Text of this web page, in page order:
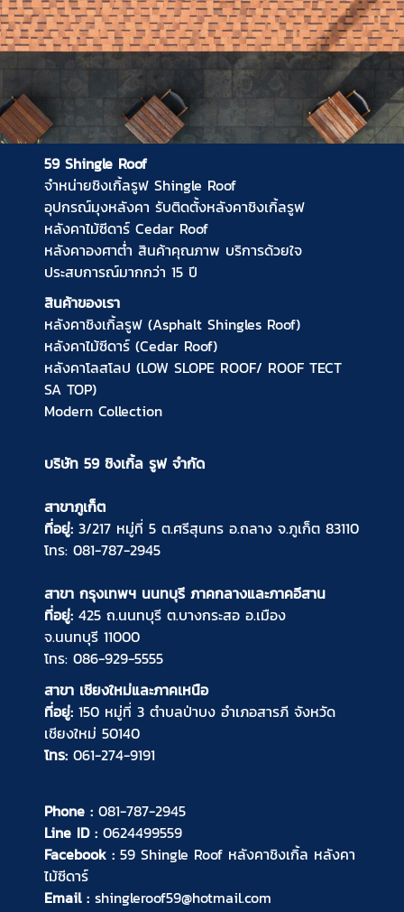
59 Shingle Roof
จำหน่ายชิงเกิ้ลรูฟ Shingle Roof
อุปกรณ์มุงหลังคา รับติดตั้งหลังคาชิงเกิ้ลรูฟ
หลังคาไม้ซีดาร์ Cedar Roof
หลังคาองศาต่ำ สินค้าคุณภาพ บริการด้วยใจ
ประสบการณ์มากกว่า 15 ปี
สินค้าของเรา
หลังคาชิงเกิ้ลรูฟ (Asphalt Shingles Roof)
หลังคาไม้ซีดาร์ (Cedar Roof)
หลังคาโลสโลป (LOW SLOPE ROOF/ ROOF TECT
SA TOP)
Modern Collection
บริษัท 59 ชิงเกิ้ล รูฟ จำกัด
สาขาภูเก็ต
ที่อยู่: 3/217 หมู่ที่ 5 ต.ศรีสุนทร อ.ถลาง จ.ภูเก็ต 83110
โทร: 081-787-2945
สาขา กรุงเทพฯ นนทบุรี ภาคกลางและภาคอีสาน
ที่อยู่: 425 ถ.นนทบุรี ต.บางกระสอ อ.เมือง
จ.นนทบุรี 11000
โทร: 086-929-5555
สาขา เชียงใหม่และภาคเหนือ
ที่อยู่: 150 หมู่ที่ 3 ตำบลป่าบง อำเภอสารภี จังหวัด
เชียงใหม่ 50140
โทร: 061-274-9191
Phone : 081-787-2945
Line ID : 0624499559
Facebook : 59 Shingle Roof หลังคาชิงเกิ้ล หลังคา
ไม้ซีดาร์
Email : shingleroof59@hotmail.com